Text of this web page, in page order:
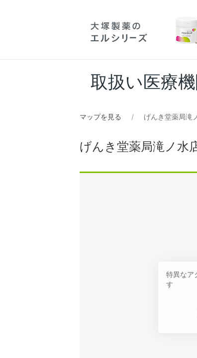
取扱い医療
マップを見る げんき堂薬局滝
げんき堂薬局滝ノ水
特異なア
す